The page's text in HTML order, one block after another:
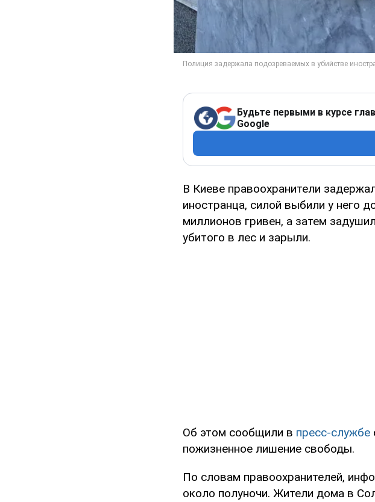
Будьте первыми в курсе
Google
В Киеве правоохранители
иностранца, силой выбили у него
миллионов гривен, а затем
убитого в лес и зарыли.
Об этом сообщили в пресс-службе
пожизненное лишение свободы.
По словам правоохранителей,
около полуночи. Жители дома в